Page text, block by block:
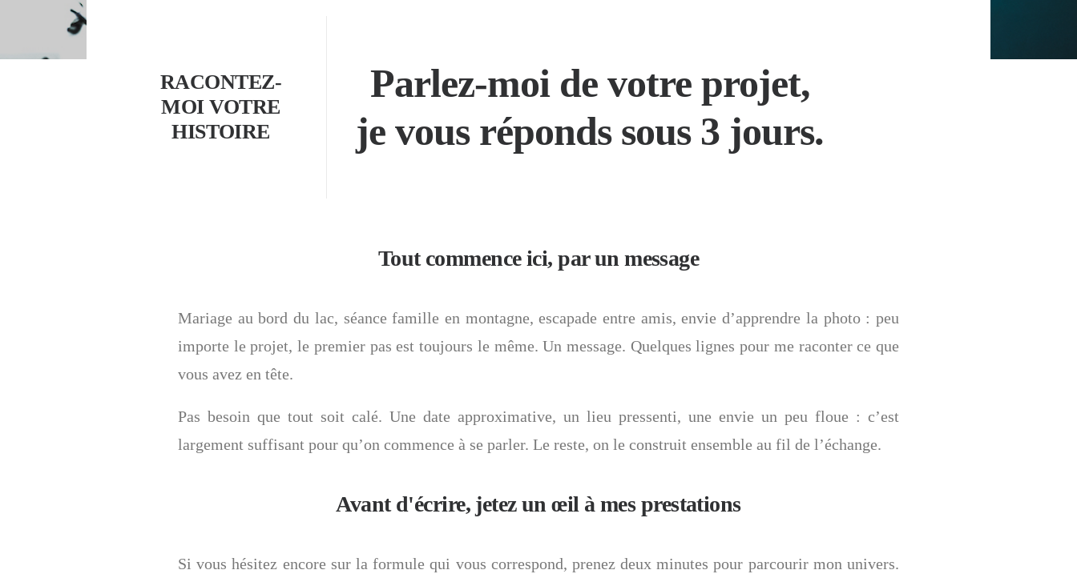
RACONTEZ-
MOI VOTRE
HISTOIRE
Parlez-moi de votre projet,
je vous réponds sous 3 jours.
Tout commence ici, par un message
Mariage au bord du lac, séance famille en montagne, escapade entre amis, envie d’apprendre la photo : peu
importe le projet, le premier pas est toujours le même. Un message. Quelques lignes pour me raconter ce que
vous avez en tête.
Pas besoin que tout soit calé. Une date approximative, un lieu pressenti, une envie un peu floue : c’est
largement suffisant pour qu’on commence à se parler. Le reste, on le construit ensemble au fil de l’échange.
Avant d'écrire, jetez un œil à mes prestations
Si vous hésitez encore sur la formule qui vous correspond, prenez deux minutes pour parcourir mon univers.